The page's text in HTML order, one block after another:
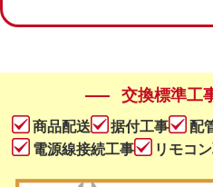
交換標準工
商品配送 据付工事
配
電源線接続工事
リモコ